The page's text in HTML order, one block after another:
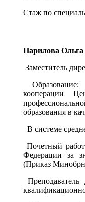
Стаж по
Парилова
Заместитель
Образование:
кооперации
образования в
В системе
Почетный
Федерации за
(Приказ